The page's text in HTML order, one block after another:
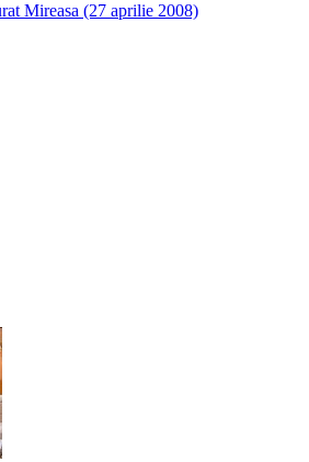
Mireasa (27 aprilie 2008)